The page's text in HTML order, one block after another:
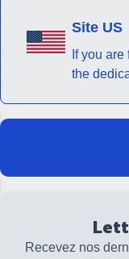
Site US
If you
the
Recevez nos